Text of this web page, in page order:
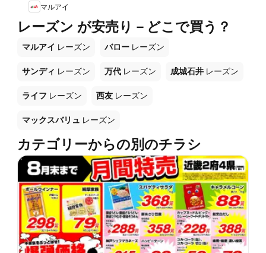
マルアイ
レーズン が安売り－どこで買う？
マルアイ レーズン バロー レーズン
サンディ レーズン 万代 レーズン 成城石井 レーズン
ライフ レーズン 西友 レーズン
マックスバリュ レーズン
カテゴリーからの別のチラシ